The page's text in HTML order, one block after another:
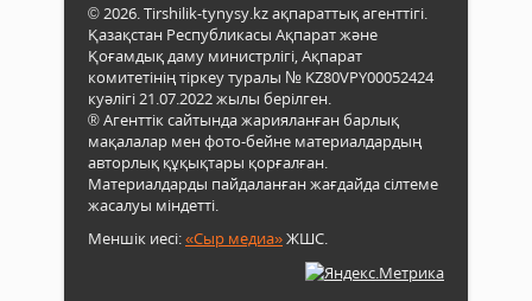
© 2026. Tirshilik-tynysy.kz ақпараттық агенттігі.
Қазақстан Республикасы Ақпарат және
Қоғамдық даму министрлігі, Ақпарат
комитетінің тіркеу туралы № KZ80VPY00052424
куәлігі 21.07.2022 жылы берілген.
® Агенттік сайтында жарияланған барлық
мақалалар мен фото-бейне материалдардың
авторлық құқықтары қорғалған.
Материалдарды пайдаланған жағдайда сілтеме
жасалуы міндетті.
Меншік иесі:«Сыр медиа»ЖШС.